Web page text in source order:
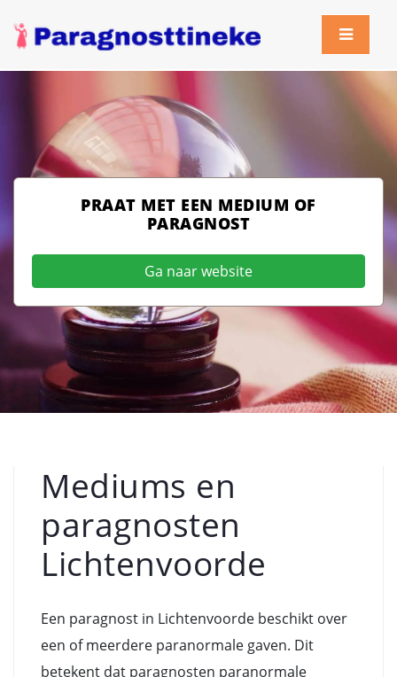
PRAAT MET EEN MEDIUM OF
PARAGNOST
Ga naar website
Mediums en
paragnosten
Lichtenvoorde
Een paragnost in Lichtenvoorde beschikt over
een of meerdere paranormale gaven. Dit
betekent dat paragnosten paranormale